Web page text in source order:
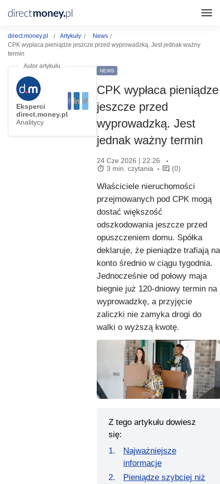
direct.money.pl Artykuły
News
CPK wypłaca pieniądze jeszcze przed wyprowadzką. Jest jednak ważny
termin
Eksperci
direct.money.pl
Analitycy
NEWS
CPK wypłaca pieniądze
jeszcze przed
wyprowadzką. Jest
jednak ważny termin
24 Cze 2026 | 22:26
3 min. czytania
(0)
Właściciele nieruchomości
przejmowanych pod CPK mogą
dostać większość
odszkodowania jeszcze przed
opuszczeniem domu. Spółka
deklaruje, że pieniądze trafiają na
konto średnio w ciągu tygodnia.
Jednocześnie od połowy maja
biegnie już 120-dniowy termin na
wyprowadzkę, a przyjęcie
zaliczki nie zamyka drogi do
walki o wyższą kwotę.
Z tego artykułu dowiesz
się:
Najważniejsze
informacje
Pieniądze szybciej niż